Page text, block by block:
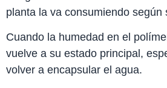
planta la va consumiendo según
Cuando la humedad en el
vuelve a su estado principal,
volver a encapsular el agua.